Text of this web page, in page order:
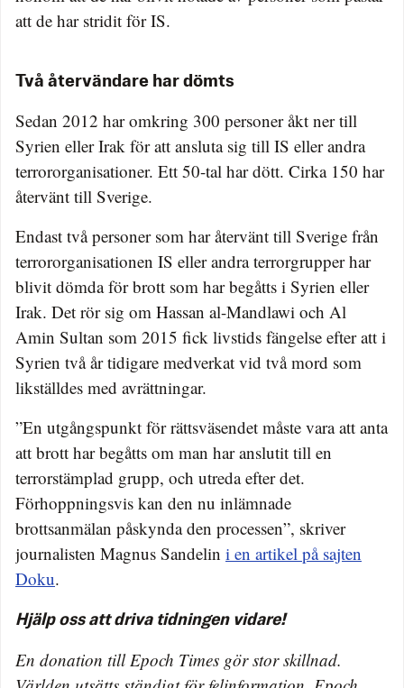
att de har stridit för IS.
Två återvändare har dömts
Sedan 2012 har omkring 300 personer åkt ner till
Syrien eller Irak för att ansluta sig till IS eller andra
terrororganisationer. Ett 50-tal har dött. Cirka 150 har
återvänt till Sverige.
Endast två personer som har återvänt till Sverige från
terrororganisationen IS eller andra terrorgrupper har
blivit dömda för brott som har begåtts i Syrien eller
Irak. Det rör sig om Hassan al-Mandlawi och Al
Amin Sultan som 2015 fick livstids fängelse efter att i
Syrien två år tidigare medverkat vid två mord som
likställdes med avrättningar.
”En utgångspunkt för rättsväsendet måste vara att anta
att brott har begåtts om man har anslutit till en
terrorstämplad grupp, och utreda efter det.
Förhoppningsvis kan den nu inlämnade
brottsanmälan påskynda den processen”, skriver
journalisten Magnus Sandelin i en artikel på sajten
Doku.
Hjälp oss att driva tidningen vidare!
En donation till Epoch Times gör stor skillnad.